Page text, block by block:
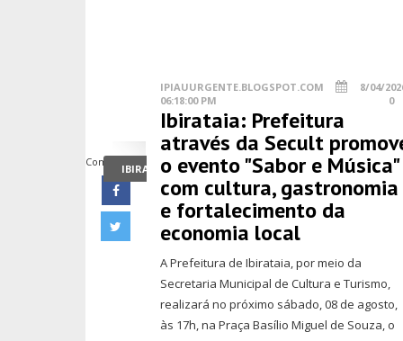
IBIRATAIA
Compartilhe
IPIAUURGENTE.BLOGSPOT.COM
8/04/
06:18:00 PM
0
Ibirataia: Prefeitura
através da Secult
o evento "Sabor e Música"
com cultura, gastronomia
e fortalecimento da
economia local
A Prefeitura de Ibirataia, por meio da
Secretaria Municipal de Cultura e Turismo,
realizará no próximo sábado, 08 de agosto,
às 17h, na Praça Basílio Miguel de Souza, o